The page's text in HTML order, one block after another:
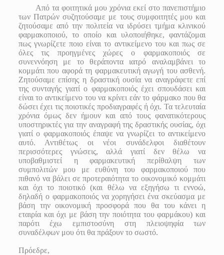
Από τα φοιτητικά μου χρόνια εκεί στο πανεπιστήμιο
των Πατρών συζητούσαμε με τους συμφοιτητές μου και
ζητούσαμε από την πολιτεία να ιδρύσει τμήμα κλινικού
φαρμακοποιού, το οποίο και υλοποιήθηκε, φαντάζομαι
πως γνωρίζετε ποιο είναι το αντικείμενο του και πως σε
όλες τις προηγμένες χώρες ο φαρμακοποιός σε
συνεννόηση με το θεράποντα ιατρό αναλαμβάνει το
κομμάτι που αφορά τη φαρμακευτική αγωγή του ασθενή.
Ζητούσαμε επίσης η δραστική ουσία να αναγράφετε επί
της συνταγής γιατί ο φαρμακοποιός έχει σπουδάσει και
είναι το αντικείμενο του να κρίνει εάν το φάρμακο που θα
δώσει έχει τις ποιοτικές προδιαγραφές ή όχι. Τα τελευταία
χρόνια όμως δεν ήμουν και από τους φανατικότερους
υποστηρικτές για την αναγραφή της δραστικής ουσίας, όχι
γιατί ο φαρμακοποιός έπαψε να γνωρίζει το αντικείμενο
αυτό. Αντιθέτως οι νέοι συνάδελφοι διαθέτουν
περισσότερες γνώσεις, αλλά γιατί δεν θέλω να
υποβαθμιστεί η φαρμακευτική περίθαλψη των
συμπολιτών μου με ευθύνη του φαρμακοποιού που
πιθανό να βάλει σε προτεραιότητα το οικονομικό κομμάτι
και όχι το ποιοτικό (και θέλω να εξηγήσω τι εννοώ,
δηλαδή ο φαρμακοποιός να χορηγήσει ένα σκεύασμα με
βάση την οικονομική προσφορά που θα του κάνει η
εταιρία και όχι με βάση την ποιότητα του φαρμάκου) και
παρότι έχω εμπιστοσύνη στη πλειοψηφία των
συναδέλφων μου ότι θα πράξουν το σωστό.
Πρόεδρε,